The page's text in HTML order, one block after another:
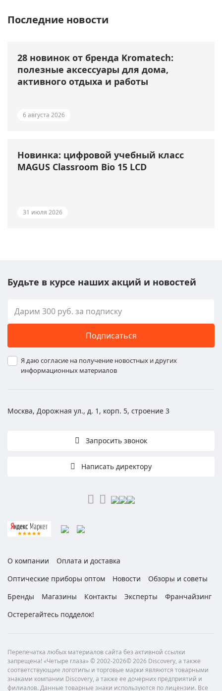
Последние новости
28 новинок от бренда Kromatech:
полезные аксессуары для дома,
активного отдыха и работы
6 августа 2026
Новинка: цифровой учебный класс
MAGUS Classroom Bio 15 LCD
31 июля 2026
Будьте в курсе наших акций и новостей
Подписаться
Я даю согласие на получение новостных и других
информационных материалов
Москва, Дорожная ул., д. 1, корп. 5, строение 3
Запросить звонок
Написать директору
О компании
Оплата и доставка
Оптические приборы оптом
Новости
Обзоры и советы
Бренды
Магазины Контакты Эксперты
Франчайзинг
Остерегайтесь подделок!
Перепечатка любых материалов сайта без активной ссылки
запрещена! «Четыре глаза» © 2002-2026© 2026 Discovery, а также
соответствующие логотипы и торговые марки являются товарными
знаками компании Discovery, а также ее дочерних предприятий и
филиалов. Данные товарные знаки используются по лицензии. Все